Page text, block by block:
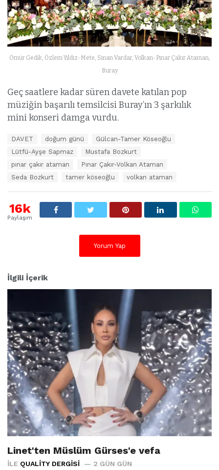
Ömür Gedik, Özlem Yıldız-Mete, Sinan Vardar, Volkan-Pınar Çakır Ataman,
Buray
Geç saatlere kadar süren davete katılan pop
müziğin başarılı temsilcisi Buray’ın 3 şarkılık
mini konseri damga vurdu.
r
:
DAVET doğum günü
Gülcan-Tamer Köseoğlu
Lütfü-Ayşe Sapmaz
Mustafa Bozkurt
pınar çakır ataman
Pınar Çakır-Volkan Ataman
Seda Bozkurt
tamer köseoğlu volkan ataman
16k
Paylaşım
Yorum Yap
İlgili İçerik
Linet'ten Müslüm Gürses'e vefa
İLE QUALITY DERGISI 2 GÜN GÜN